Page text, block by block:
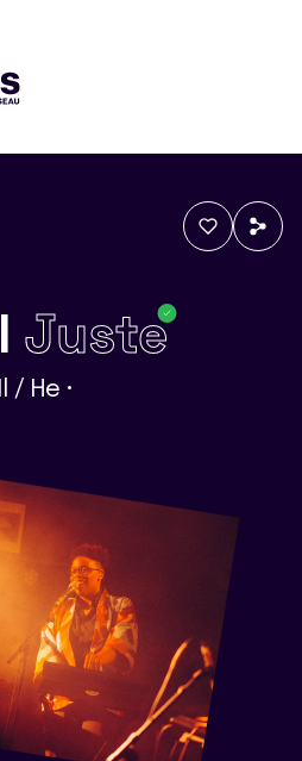
Juste
Il / He •